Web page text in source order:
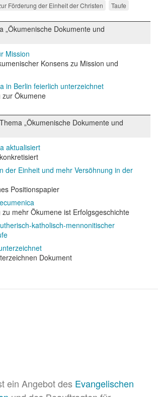
Förderung der Einheit der Christen
Taufe
„Ökumenische Dokumente und
Mission
Konsens zu Mission und
in Berlin feierlich unterzeichnet
zur Ökumene
„Ökumenische Dokumente und
aktualisiert
der Einheit und mehr Versöhnung in der
Positionspapier
mehr Ökumene ist Erfolgsgeschichte
katholisch-mennonitischer
Dokument
ein Angebot des Evangelischen